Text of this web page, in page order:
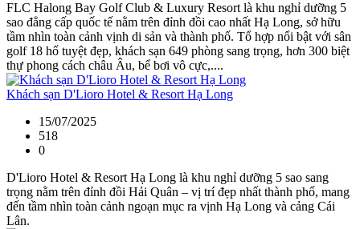
FLC Halong Bay Golf Club & Luxury Resort là khu nghỉ dưỡng 5
sao đẳng cấp quốc tế nằm trên đỉnh đồi cao nhất Hạ Long, sở hữu
tầm nhìn toàn cảnh vịnh di sản và thành phố. Tổ hợp nổi bật với sân
golf 18 hố tuyệt đẹp, khách sạn 649 phòng sang trọng, hơn 300 biệt
thự phong cách châu Âu, bể bơi vô cực,....
Khách sạn D'Lioro Hotel & Resort Hạ Long
15/07/2025
518
0
D'Lioro Hotel & Resort Hạ Long là khu nghỉ dưỡng 5 sao sang
trọng nằm trên đỉnh đồi Hải Quân – vị trí đẹp nhất thành phố, mang
đến tầm nhìn toàn cảnh ngoạn mục ra vịnh Hạ Long và cảng Cái
Lân.